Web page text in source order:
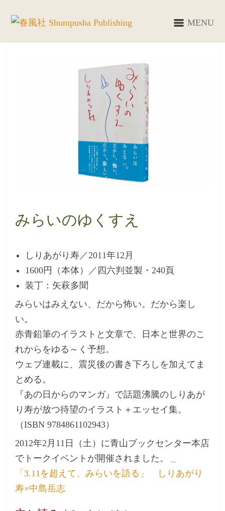
MENU
みらいのゆくすえ
しりあがり寿／2011年12月
1600円（本体）／四六判並製・240頁
装丁：矢萩多聞
みらいはみえない、だから怖い。だから楽し
い。
赤青鉛筆のイラストと文章で、日本と世界のこ
れからをゆる～く予想。
ウェブ連載に、震災後の書き下ろしを加えてま
とめる。
『あの日からのマンガ』で話題沸騰のしりあが
り寿が放つ待望のイラスト＋エッセイ集。
（ISBN 9784861102943）
2012年2月11日（土）に青山ブックセンター本店
でトークイベントが開催されました。
「3.11を超えて、みらいを語る」 しりあがり
寿×中島岳志